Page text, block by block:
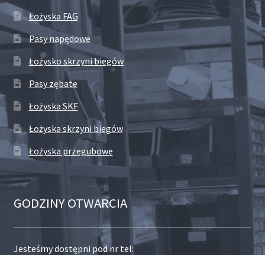
Łożyska FAG
Pasy napędowe
Łożysko skrzyni biegów
Pasy zębate
Łożyska SKF
Łożyska skrzyni biegów
Łożyska przegubowe
GODZINY OTWARCIA
Jesteśmy dostępni pod nr tel: